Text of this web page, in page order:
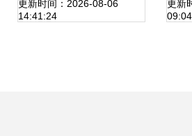
息更新流程
更新时间：2026-08-06
14:41:24
更新